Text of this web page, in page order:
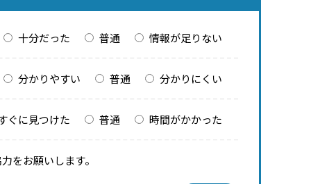
十分だった 普通 情報が足りない
分かりやすい 普通 分かりにくい
ぐに見つけた 普通 時間がかかった
をお願いします。